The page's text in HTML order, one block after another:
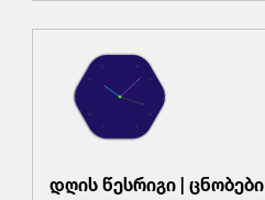
დღის წესრიგი | ცნობები